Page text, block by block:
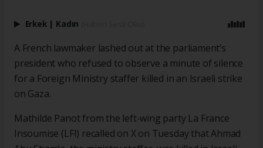
Erkek | Kadın
A French lawmaker lashed out at the parliament’s
president who refused to observe a minute of silence
for a Foreign Ministry staffer killed in an Israeli strike
on Gaza.
Mathilde Panot from the left-wing party La France
Insoumise (LFI) recalled on X on Tuesday that Ahmad